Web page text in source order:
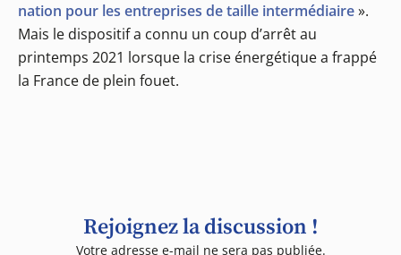
nation pour les entreprises de taille intermédiaire».
Mais le dispositif a connu un coup d’arrêt au
printemps 2021 lorsque la crise énergétique a frappé
la France de plein fouet.
Rejoignez la discussion !
Votre adresse e-mail ne sera pas publiée.